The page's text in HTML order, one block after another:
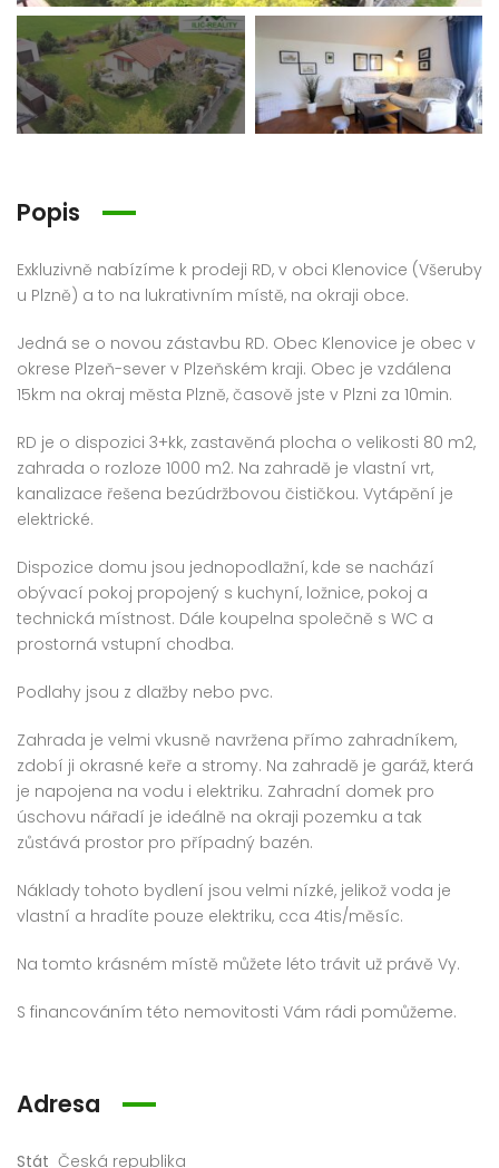
Popis
Exkluzivně nabízíme k prodeji RD, v obci Klenovice (Všeruby
u Plzně) a to na lukrativním místě, na okraji obce.
Jedná se o novou zástavbu RD. Obec Klenovice je obec v
okrese Plzeň-sever v Plzeňském kraji. Obec je vzdálena
15km na okraj města Plzně, časově jste v Plzni za 10min.
RD je o dispozici 3+kk, zastavěná plocha o velikosti 80 m2,
zahrada o rozloze 1000 m2. Na zahradě je vlastní vrt,
kanalizace řešena bezúdržbovou čističkou. Vytápění je
elektrické.
Dispozice domu jsou jednopodlažní, kde se nachází
obývací pokoj propojený s kuchyní, ložnice, pokoj a
technická místnost. Dále koupelna společně s WC a
prostorná vstupní chodba.
Podlahy jsou z dlažby nebo pvc.
Zahrada je velmi vkusně navržena přímo zahradníkem,
zdobí ji okrasné keře a stromy. Na zahradě je garáž, která
je napojena na vodu i elektriku. Zahradní domek pro
úschovu nářadí je ideálně na okraji pozemku a tak
zůstává prostor pro případný bazén.
Náklady tohoto bydlení jsou velmi nízké, jelikož voda je
vlastní a hradíte pouze elektriku, cca 4tis/měsíc.
Na tomto krásném místě můžete léto trávit už právě Vy.
S financováním této nemovitosti Vám rádi pomůžeme.
Adresa
Stát Česká republika
Prodej bytu 3+kk 68 m² Bolevecká, Plzeň – Severní Předměstí
000 Kč
Prodej bytu 3+1 66 m² Hroznatova, Mariánské Lázně – Úšovice
3 481 500 Kč
Prodej bytu 3+kk 68 m² Bolevecká, Plzeň – Severní Předměstí